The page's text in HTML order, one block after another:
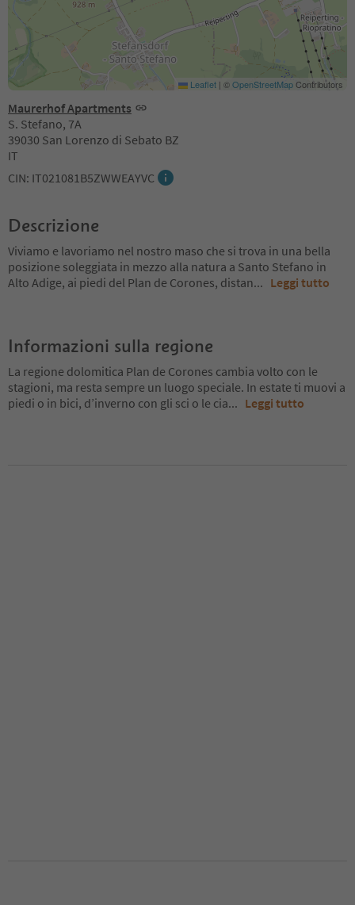
Maurerhof Apartments
S. Stefano, 7A
39030 San Lorenzo di Sebato BZ
IT
CIN: IT021081B5ZWWEAYVC
Leaflet | ©OpenStreetMapContributors
Descrizione
Viviamo e lavoriamo nel nostro maso che si trova in una bella
posizione soleggiata in mezzo alla natura a Santo Stefano in
Alto Adige, ai piedi del Plan de Corones, distan... Leggi tutto
Informazioni sulla regione
La regione dolomitica Plan de Corones cambia volto con le
stagioni, ma resta sempre un luogo speciale. In estate ti muovi a
piedi o in bici, d’inverno con gli sci o le cia... Leggi tutto